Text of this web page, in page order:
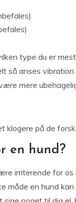
type du er
så anses
mere
klogere på de
en hund?
irriterende for
måde en hund